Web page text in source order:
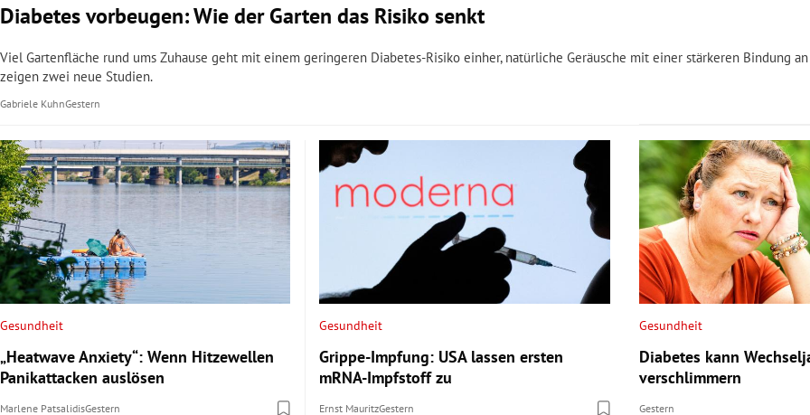
Diabetes vorbeugen: Wie der Garten das Risiko senkt
Viel Gartenfläche rund ums Zuhause geht mit einem geringeren Diabetes-Risiko einher, natürliche Geräusche mit einer stärkeren Bindung
zeigen zwei neue Studien.
Gabriele KuhnGestern
Gesundheit
„Heatwave Anxiety“: Wenn Hitzewellen
Panikattacken auslösen
Marlene PatsalidisGestern
Gesundheit
Grippe-Impfung: USA lassen ersten
mRNA-Impfstoff zu
Ernst MauritzGestern
Gesundheit
Diabetes kann
verschlimmern
Gestern